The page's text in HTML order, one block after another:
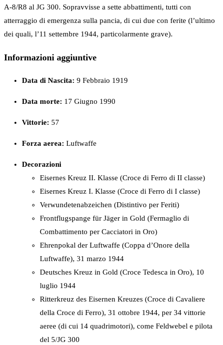
A-8/R8 al JG 300. Sopravvisse a sette abbattimenti, tutti con
atterraggio di emergenza sulla pancia, di cui due con ferite (l’ultimo
dei quali, l’11 settembre 1944, particolarmente grave).
Informazioni aggiuntive
Data di Nascita: 9 Febbraio 1919
Data morte: 17 Giugno 1990
Vittorie: 57
Forza aerea: Luftwaffe
Decorazioni
Eisernes Kreuz II. Klasse (Croce di Ferro di II classe)
Eisernes Kreuz I. Klasse (Croce di Ferro di I classe)
Verwundetenabzeichen (Distintivo per Feriti)
Frontflugspange für Jäger in Gold (Fermaglio di
Combattimento per Cacciatori in Oro)
Ehrenpokal der Luftwaffe (Coppa d’Onore della
Luftwaffe), 31 marzo 1944
Deutsches Kreuz in Gold (Croce Tedesca in Oro), 10
luglio 1944
Ritterkreuz des Eisernen Kreuzes (Croce di Cavaliere
della Croce di Ferro), 31 ottobre 1944, per 34 vittorie
aeree (di cui 14 quadrimotori), come Feldwebel e pilota
del 5/JG 300